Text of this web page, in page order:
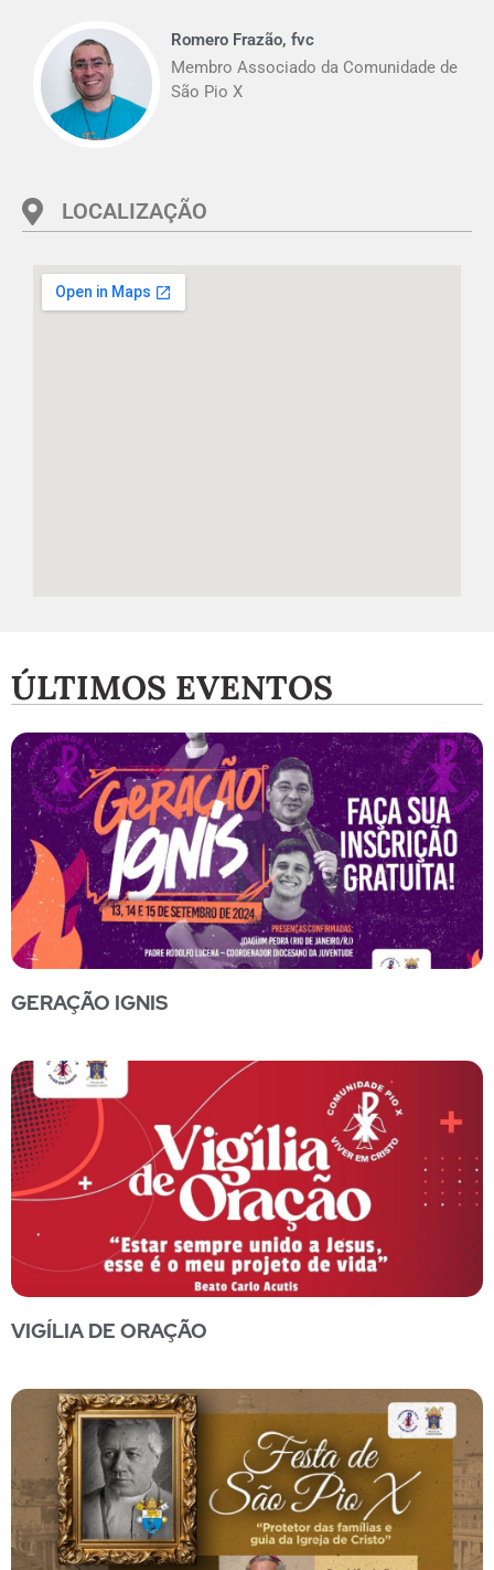
Romero Frazão, fvc
Membro Associado da Comunidade de
São Pio X
LOCALIZAÇÃO
ÚLTIMOS EVENTOS
GERAÇÃO IGNIS
VIGÍLIA DE ORAÇÃO